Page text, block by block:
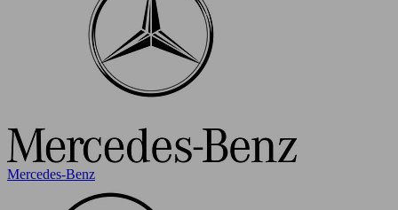
Mercedes-Benz